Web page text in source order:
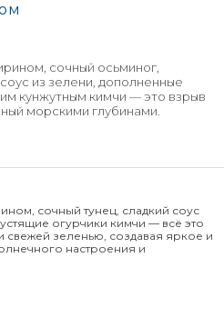
сочный осьминог,
из зелени, дополненные
кунжутным кимчи — это взрыв
морскими глубинами.
сочный тунец, сладкий соус
огурчики кимчи — всё это
зеленью, создавая яркое и
настроения и